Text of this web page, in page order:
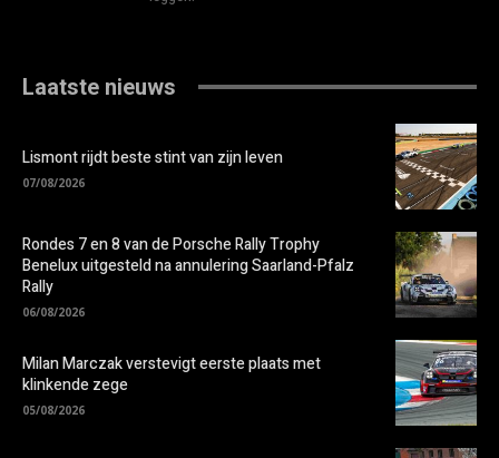
Laatste nieuws
Lismont rijdt beste stint van zijn leven
07/08/2026
Rondes 7 en 8 van de Porsche Rally Trophy
Benelux uitgesteld na annulering Saarland-Pfalz
Rally
06/08/2026
Milan Marczak verstevigt eerste plaats met
klinkende zege
05/08/2026